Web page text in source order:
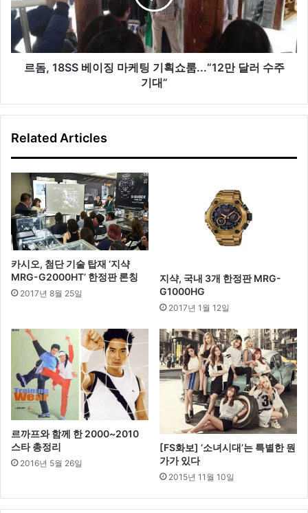
S
S
이
획
.
1
2
만
달
러
르돔, 18SS 베이징 마케팅 기획쇼룸...“12만 달러 수주
기대”
Related Articles
카시오, 첨단 기술 탑재 ‘지샥
MRG-G2000HT’ 한정판 론칭
2017년 8월 25일
지샥, 국내 3개 한정판 MRG-
G1000HG
2017년 1월 12일
르까프와 함께 한 2000~2010
스타 총정리
2016년 5월 26일
[FS화보] ‘소녀시대’는 특별한 뭔
가가 있다
2015년 11월 10일